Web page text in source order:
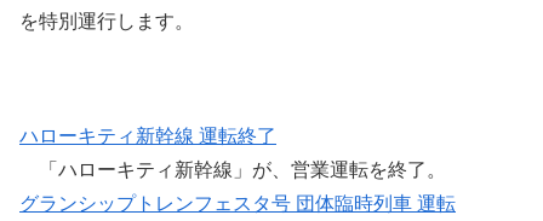
を特別運行します。
ハローキティ新幹線 運転終了
「ハローキティ新幹線」が、営業運転を終了。
グランシップトレンフェスタ号 団体臨時列車 運転